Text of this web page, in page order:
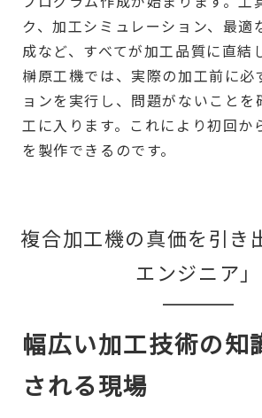
ク、加工シミュレーション、最適
成など、すべてが加工品質に直結
榊原工機では、実際の加工前に必
ョンを実行し、問題がないことを
工に入ります。これにより初回か
を製作できるのです。
複合加工機の真価を引き
エンジニア」
幅広い加工技術の知
される現場